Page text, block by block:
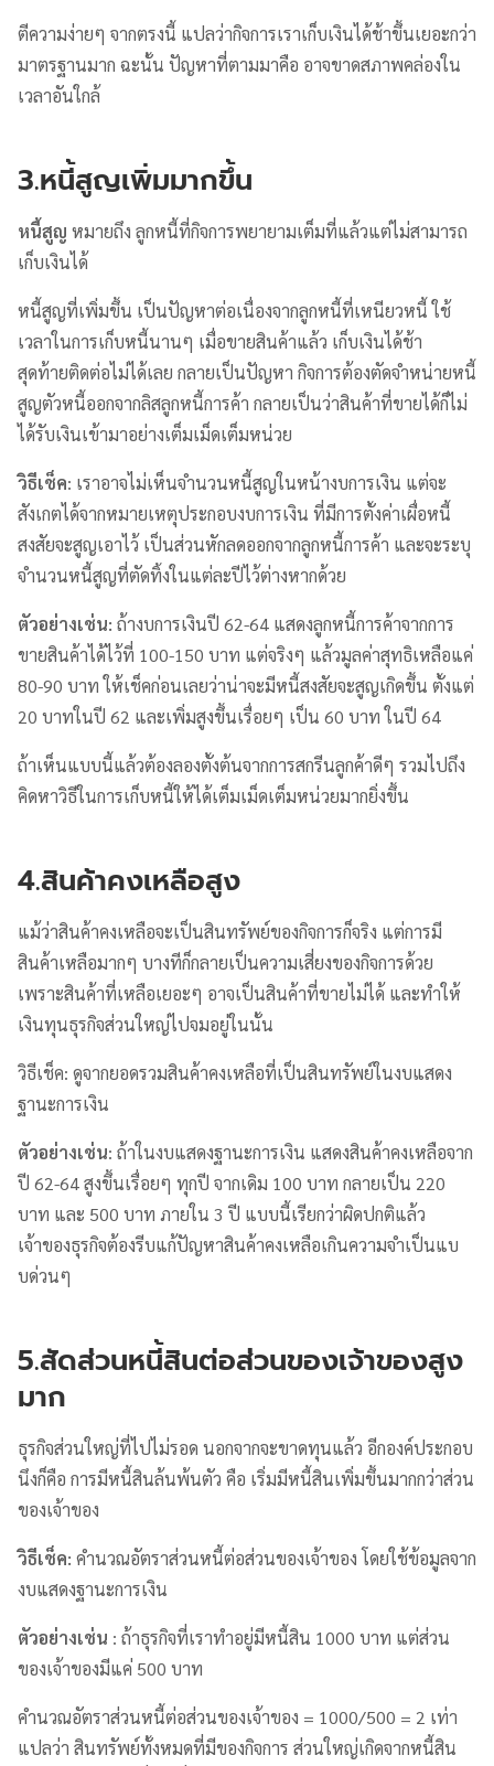
ตีความง่ายๆ จากตรงนี้ แปลว่ากิจการเราเก็บเงินได้ช้าขึ้นเยอะกว่า
มาตรฐานมาก ฉะนั้น ปัญหาที่ตามมาคือ อาจขาดสภาพคล่องใน
เวลาอันใกล้
3.หนี้สูญเพิ่มมากขึ้น
หนี้สูญ หมายถึง ลูกหนี้ที่กิจการพยายามเต็มที่แล้วแต่ไม่สามารถ
เก็บเงินได้
หนี้สูญที่เพิ่มขึ้น เป็นปัญหาต่อเนื่องจากลูกหนี้ที่เหนียวหนี้ ใช้
เวลาในการเก็บหนี้นานๆ เมื่อขายสินค้าแล้ว เก็บเงินได้ช้า
สุดท้ายติดต่อไม่ได้เลย กลายเป็นปัญหา กิจการต้องตัดจำหน่ายหนี้
สูญตัวหนี้ออกจากลิสลูกหนี้การค้า กลายเป็นว่าสินค้าที่ขายได้ก็ไม่
ได้รับเงินเข้ามาอย่างเต็มเม็ดเต็มหน่วย
วิธีเช็ค: เราอาจไม่เห็นจำนวนหนี้สูญในหน้างบการเงิน แต่จะ
สังเกตได้จากหมายเหตุประกอบงบการเงิน ที่มีการตั้งค่าเผื่อหนี้
สงสัยจะสูญเอาไว้ เป็นส่วนหักลดออกจากลูกหนี้การค้า และจะระบุ
จำนวนหนี้สูญที่ตัดทิ้งในแต่ละปีไว้ต่างหากด้วย
ตัวอย่างเช่น: ถ้างบการเงินปี 62-64 แสดงลูกหนี้การค้าจากการ
ขายสินค้าได้ไว้ที่ 100-150 บาท แต่จริงๆ แล้วมูลค่าสุทธิเหลือแค่
80-90 บาท ให้เช็คก่อนเลยว่าน่าจะมีหนี้สงสัยจะสูญเกิดขึ้น ตั้งแต่
20 บาทในปี 62 และเพิ่มสูงขึ้นเรื่อยๆ เป็น 60 บาท ในปี 64
ถ้าเห็นแบบนี้แล้วต้องลองตั้งต้นจากการสกรีนลูกค้าดีๆ รวมไปถึง
คิดหาวิธีในการเก็บหนี้ให้ได้เต็มเม็ดเต็มหน่วยมากยิ่งขึ้น
4.สินค้าคงเหลือสูง
แม้ว่าสินค้าคงเหลือจะเป็นสินทรัพย์ของกิจการก็จริง แต่การมี
สินค้าเหลือมากๆ บางทีก็กลายเป็นความเสี่ยงของกิจการด้วย
เพราะสินค้าที่เหลือเยอะๆ อาจเป็นสินค้าที่ขายไม่ได้ และทำให้
เงินทุนธุรกิจส่วนใหญ่ไปจมอยู่ในนั้น
วิธีเช็ค: ดูจากยอดรวมสินค้าคงเหลือที่เป็นสินทรัพย์ในงบแสดง
ฐานะการเงิน
ตัวอย่างเช่น: ถ้าในงบแสดงฐานะการเงิน แสดงสินค้าคงเหลือจาก
ปี 62-64 สูงขึ้นเรื่อยๆ ทุกปี จากเดิม 100 บาท กลายเป็น 220
บาท และ 500 บาท ภายใน 3 ปี แบบนี้เรียกว่าผิดปกติแล้ว
เจ้าของธุรกิจต้องรีบแก้ปัญหาสินค้าคงเหลือเกินความจำเป็นแบ
บด่วนๆ
5.สัดส่วนหนี้สินต่อส่วนของเจ้าของสูง
มาก
ธุรกิจส่วนใหญ่ที่ไปไม่รอด นอกจากจะขาดทุนแล้ว อีกองค์ประกอบ
นึงก็คือ การมีหนี้สินล้นพ้นตัว คือ เริ่มมีหนี้สินเพิ่มขึ้นมากกว่าส่วน
ของเจ้าของ
วิธีเช็ค: คำนวณอัตราส่วนหนี้ต่อส่วนของเจ้าของ โดยใช้ข้อมูลจาก
งบแสดงฐานะการเงิน
ตัวอย่างเช่น : ถ้าธุรกิจที่เราทำอยู่มีหนี้สิน 1000 บาท แต่ส่วน
ของเจ้าของมีแค่ 500 บาท
คำนวณอัตราส่วนหนี้ต่อส่วนของเจ้าของ = 1000/500 = 2 เท่า
แปลว่า สินทรัพย์ทั้งหมดที่มีของกิจการ ส่วนใหญ่เกิดจากหนี้สิน